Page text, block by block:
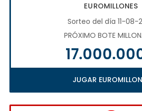
EUROMILLONES
Sorteo del día 11-08-
PRÓXIMO BOTE
JUGAR